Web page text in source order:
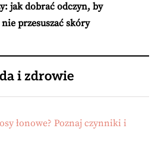
jak dobrać odczyn, by
przesuszać skóry
i zdrowie
łonowe? Poznaj czynniki i